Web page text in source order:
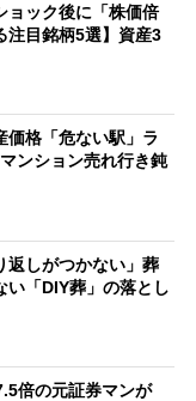
ョック後に「株価倍
注目銘柄5選】資産3
価格「危ない駅」ラ
ンション売れ行き鈍
返しがつかない」葬
い「DIY葬」の落とし
倍の元証券マンが